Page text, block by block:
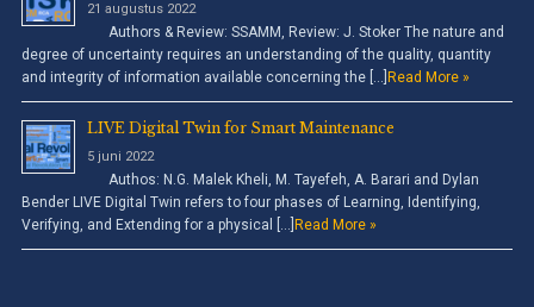
21 augustus 2022
Authors & Review: SSAMM, Review: J. Stoker The nature and
degree of uncertainty requires an understanding of the quality, quantity
and integrity of information available concerning the […] Read More »
LIVE Digital Twin for Smart Maintenance
5 juni 2022
Authos: N.G. Malek Kheli, M. Tayefeh, A. Barari and Dylan
Bender LIVE Digital Twin refers to four phases of Learning, Identifying,
Verifying, and Extending for a physical […] Read More »